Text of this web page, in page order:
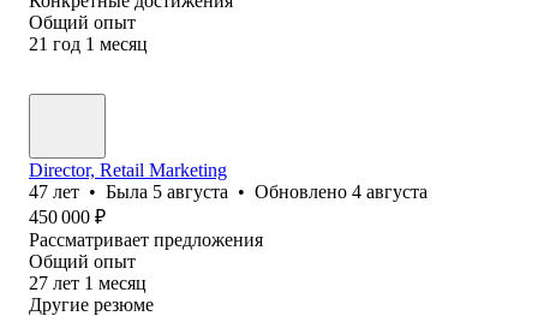
Общий опыт
21 год 1 месяц
Director, Retail Marketing
47 лет • Была 5 августа • Обновлено 4 августа
450 000 ₽
Рассматривает предложения
Общий опыт
27 лет 1 месяц
Другие резюме